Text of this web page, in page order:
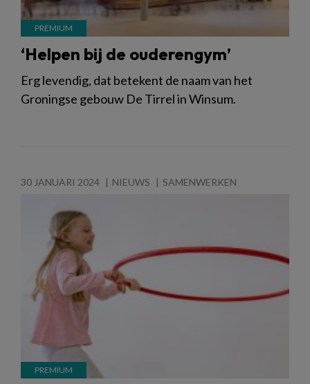
‘Helpen bij de ouderengym’
Erg levendig, dat betekent de naam van het
Groningse gebouw De Tirrel in Winsum.
30 JANUARI 2024 NIEUWS SAMENWERKEN